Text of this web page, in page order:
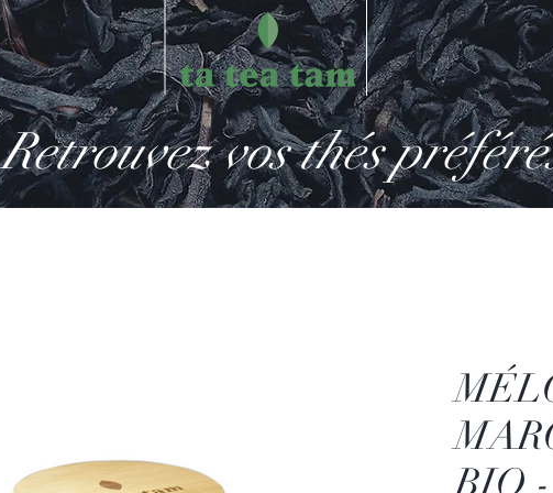
Retrouvez vos thés
BIO